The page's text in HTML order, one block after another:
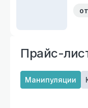
от
Прайс-
Манипуляции